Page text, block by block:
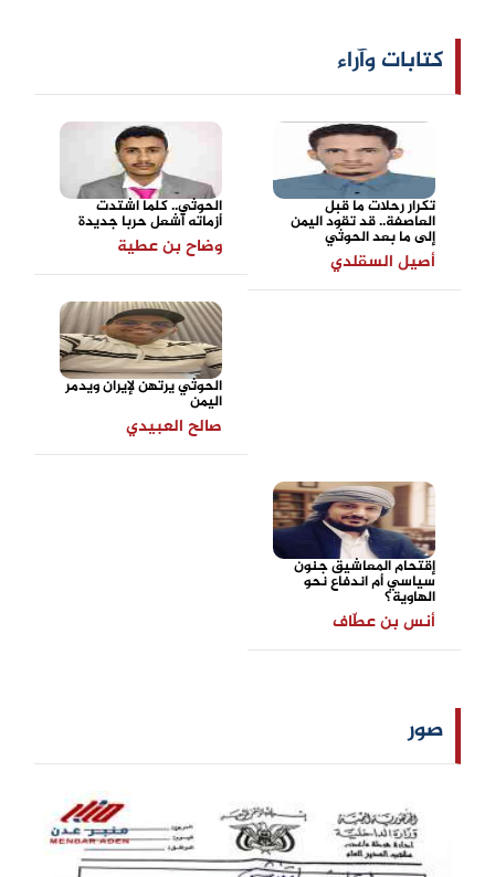
كتابات وآراء
تكرار رحلات ما قبل
العاصفة.. قد تقود اليمن
إلى ما بعد الحوثي
أصيل السقلدي
الحوثي.. كلما اشتدت
أزماته أشعل حربا جديدة
وضاح بن عطية
الحوثي يرتهن لإيران ويدمر
اليمن
صالح العبيدي
إقتحام المعاشيق جنون
سياسي أم اندفاع نحو
الهاوية؟
أنس بن عطّاف
صور